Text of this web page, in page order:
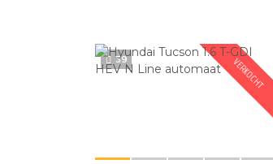
VERKOCHT
39